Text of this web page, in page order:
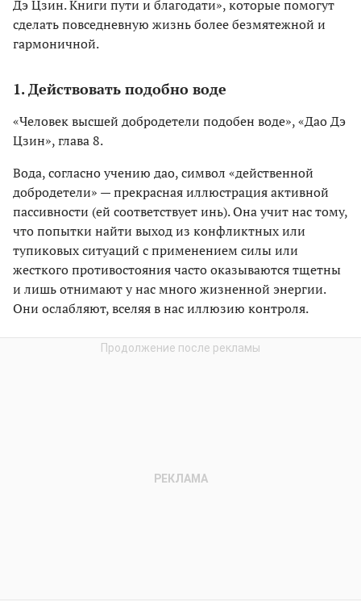
Дэ Цзин. Книги пути и благодати», которые помогут
сделать повседневную жизнь более безмятежной и
гармоничной.
1. Действовать подобно воде
«Человек высшей добродетели подобен воде», «Дао Дэ
Цзин», глава 8.
Вода, согласно учению дао, символ «действенной
добродетели» — прекрасная иллюстрация активной
пассивности (ей соответствует инь). Она учит нас тому,
что попытки найти выход из конфликтных или
тупиковых ситуаций с применением силы или
жесткого противостояния часто оказываются тщетны
и лишь отнимают у нас много жизненной энергии.
Они ослабляют, вселяя в нас иллюзию контроля.